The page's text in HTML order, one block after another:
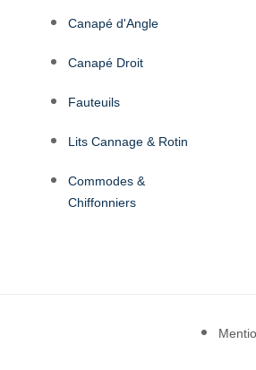
Canapé d'Angle
Canapé Droit
Fauteuils
Lits Cannage & Rotin
Commodes &
Chiffonniers